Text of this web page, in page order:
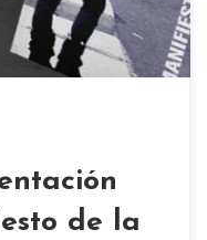
de la